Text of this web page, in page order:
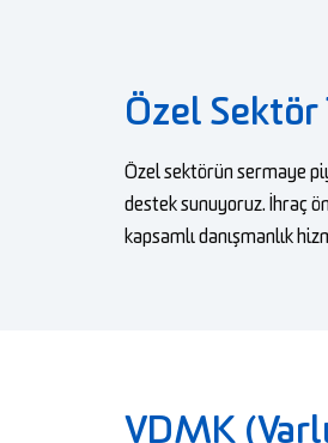
Özel Sektör
Özel sektörün sermaye
destek sunuyoruz. İhraç
kapsamlı danışmanlık
VDMK